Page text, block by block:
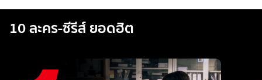
10 ละคร-ซีรีส์ ยอดฮิต